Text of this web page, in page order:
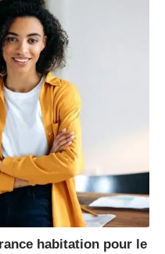
habitation pour le